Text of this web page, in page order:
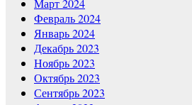
Март 2024
Февраль 2024
Январь 2024
Декабрь 2023
Ноябрь 2023
Октябрь 2023
Сентябрь 2023